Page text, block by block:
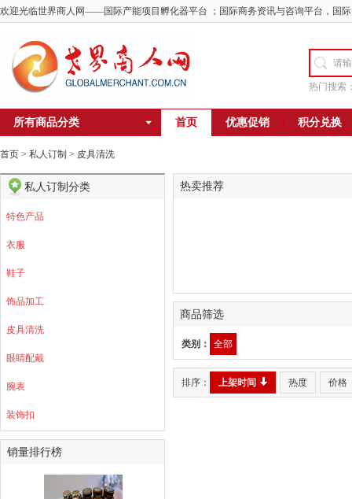
欢迎光临世界商人网——国际产能项目孵化器平台 ；国际商务资讯与咨询平台，国
热门搜索
所有商品分类 首页 优惠促销 积分兑换
首页 > 私人订制 > 皮具清洗
私人订制分类
特色产品
衣服
鞋子
饰品加工
皮具清洗
眼睛配戴
腕表
装饰扣
销量排行榜
热卖推荐
商品筛选
类别： 全部
排序： 上架时间 热度 价格